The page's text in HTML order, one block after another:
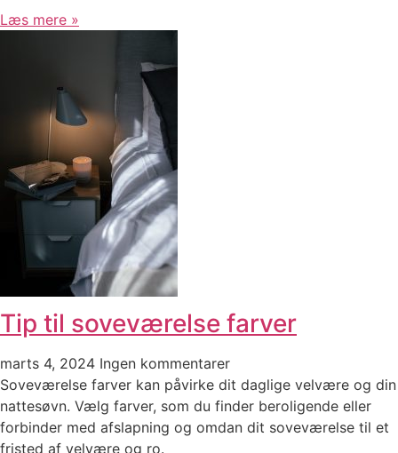
Læs mere »
Tip til soveværelse farver
marts 4, 2024 Ingen kommentarer
Soveværelse farver kan påvirke dit daglige velvære og din
nattesøvn. Vælg farver, som du finder beroligende eller
forbinder med afslapning og omdan dit soveværelse til et
fristed af velvære og ro.